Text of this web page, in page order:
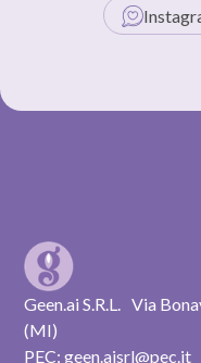
Geen.ai S.R.L. Via
(MI)
PEC: geen.aisrl@pec.it